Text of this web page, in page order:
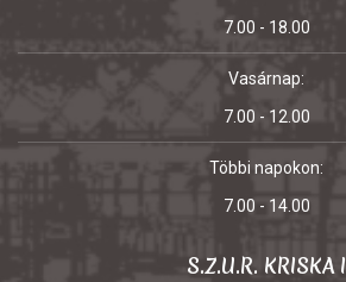
7.00 - 18.00
Vasárnap:
7.00 - 12.00
Többi napokon:
7.00 - 14.00
S.Z.U.R. KRISKA I